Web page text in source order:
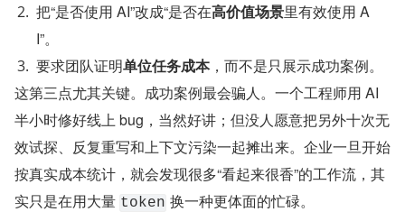
把“是否使用 AI”改成“是否在高价值场景里有效使用 A
I”。
要求团队证明​单位任务成本​，而不是只展示成功案例。
这第三点尤其关键。成功案例最会骗人。一个工程师用 AI
半小时修好线上 bug，当然好讲；但没人愿意把另外十次无
效试探、反复重写和上下文污染一起摊出来。企业一旦开始
按真实成本统计，就会发现很多“看起来很香”的工作流，其
实只是在用大量 token 换一种更体面的忙碌。